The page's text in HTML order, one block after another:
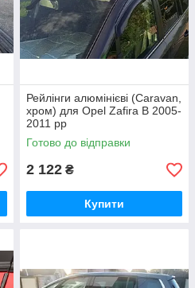
Рейлінги алюмінієві (Caravan,
хром) для Opel Zafira B 2005-
2011 рр
Готово до відправки
2 122 ₴
Купити